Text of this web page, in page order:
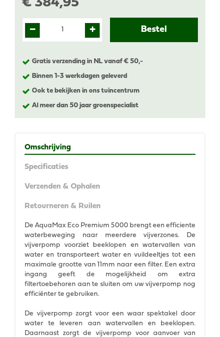
€ 384,95
Gratis verzending in NL vanaf € 50,-
Binnen 1-3 werkdagen geleverd
Ook te bekijken in ons tuincentrum
Al meer dan 50 jaar groenspecialist
Omschrijving
Specificaties
Verzenden & Ophalen
Retourneren & Ruilen
De AquaMax Eco Premium 5000 brengt een efficiente
waterbeweging naar meerdere vijverzones. De
vijverpomp voorziet beeklopen en watervallen van
water en transporteert water en vuildeeltjes tot een
maximale grootte van 11mm naar een filter. Een extra
ingang geeft de mogelijkheid om extra
filtertoebehoren aan te sluiten om uw vijverpomp nog
efficiënter te gebruiken.
De vijverpomp zorgt voor een waar spektakel door
water te leveren aan watervallen en beeklopen.
Daarnaast zorgt de vijverpomp voor aanvoer van